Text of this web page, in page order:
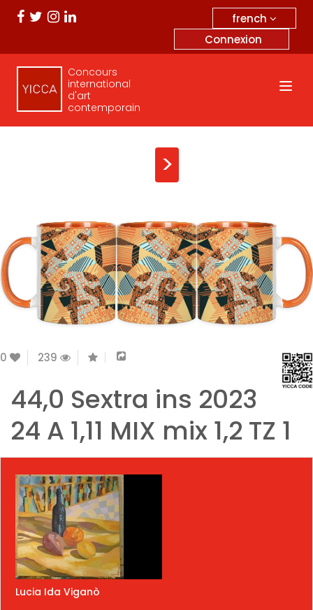
french
Connexion
Concours
international
d'art
contemporain
>
0 239
44,0 Sextra ins 2023
24 A 1,11 MIX mix 1,2 TZ 1
Lucia Ida Viganò